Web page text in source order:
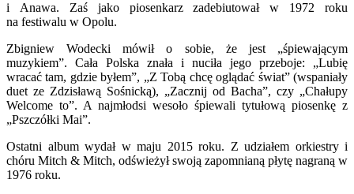
i Anawa. Zaś jako piosenkarz zadebiutował w 1972 roku
na festiwalu w Opolu.
Zbigniew Wodecki mówił o sobie, że jest „śpiewającym
muzykiem”. Cała Polska znała i nuciła jego przeboje: „Lubię
wracać tam, gdzie byłem”, „Z Tobą chcę oglądać świat” (wspaniały
duet ze Zdzisławą Sośnicką), „Zacznij od Bacha”, czy „Chałupy
Welcome to”. A najmłodsi wesoło śpiewali tytułową piosenkę z
„Pszczółki Mai”.
Ostatni album wydał w maju 2015 roku. Z udziałem orkiestry i
chóru Mitch & Mitch, odświeżył swoją zapomnianą płytę nagraną w
1976 roku.